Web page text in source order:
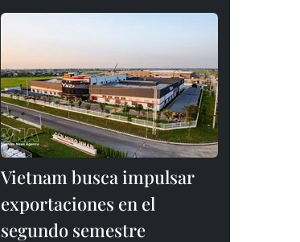
Vietnam busca impulsar
exportaciones en el
segundo semestre